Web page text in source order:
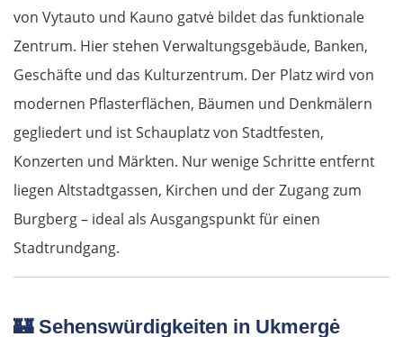
von Vytauto und Kauno gatvė bildet das funktionale
Zentrum. Hier stehen Verwaltungsgebäude, Banken,
Geschäfte und das Kulturzentrum. Der Platz wird von
modernen Pflasterflächen, Bäumen und Denkmälern
gegliedert und ist Schauplatz von Stadtfesten,
Konzerten und Märkten. Nur wenige Schritte entfernt
liegen Altstadtgassen, Kirchen und der Zugang zum
Burgberg – ideal als Ausgangspunkt für einen
Stadtrundgang.
🏰Sehenswürdigkeiten in Ukmergė